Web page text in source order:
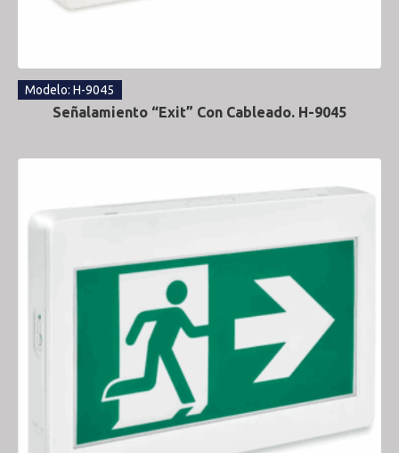
Modelo: H-9045
Señalamiento “Exit” Con Cableado. H-9045